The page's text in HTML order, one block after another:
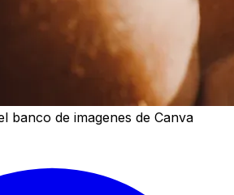
banco de imagenes de Canva